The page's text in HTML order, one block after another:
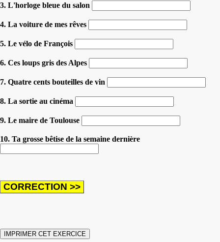
3. L'horloge bleue du salon
4. La voiture de mes rêves
5. Le vélo de François
6. Ces loups gris des Alpes
7. Quatre cents bouteilles de vin
8. La sortie au cinéma
9. Le maire de Toulouse
10. Ta grosse bêtise de la semaine dernière